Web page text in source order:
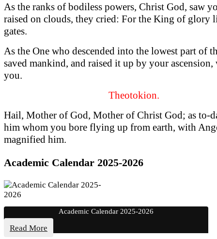
As the ranks of bodiless powers, Christ God, saw
raised on clouds, they cried: For the King of glory
gates.
As the One who descended into the lowest part of
saved mankind, and raised it up by your
you.
Theotokion.
Hail, Mother of God, Mother of Christ God; as to-
him whom you bore flying up from earth, with
magnified him.
Academic Calendar 2025-2026
Academic Calendar 2025-2026
Read More